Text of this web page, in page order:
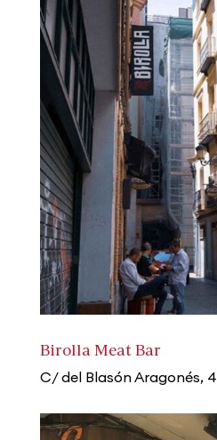
Birolla Meat Bar
C/ del Blasón Aragonés, 4